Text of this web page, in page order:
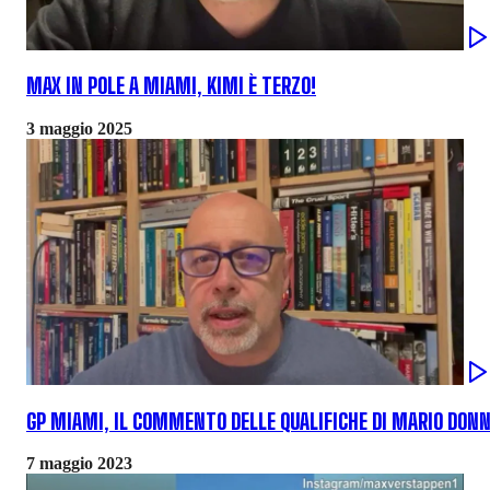
MAX IN POLE A MIAMI, KIMI È TERZO!
3 maggio 2025
GP MIAMI, IL COMMENTO DELLE QUALIFICHE DI MARIO
7 maggio 2023